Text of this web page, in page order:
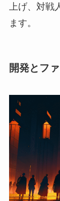
上げ、対
ます。
開発とフ